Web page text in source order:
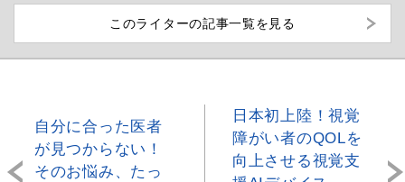
このライターの記事一覧を見る
自分に合った医者
が見つからない！
そのお悩み、たっ
日本初上陸！視覚
障がい者のQOLを
向上させる視覚支